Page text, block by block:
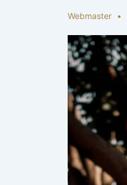
Webmaster